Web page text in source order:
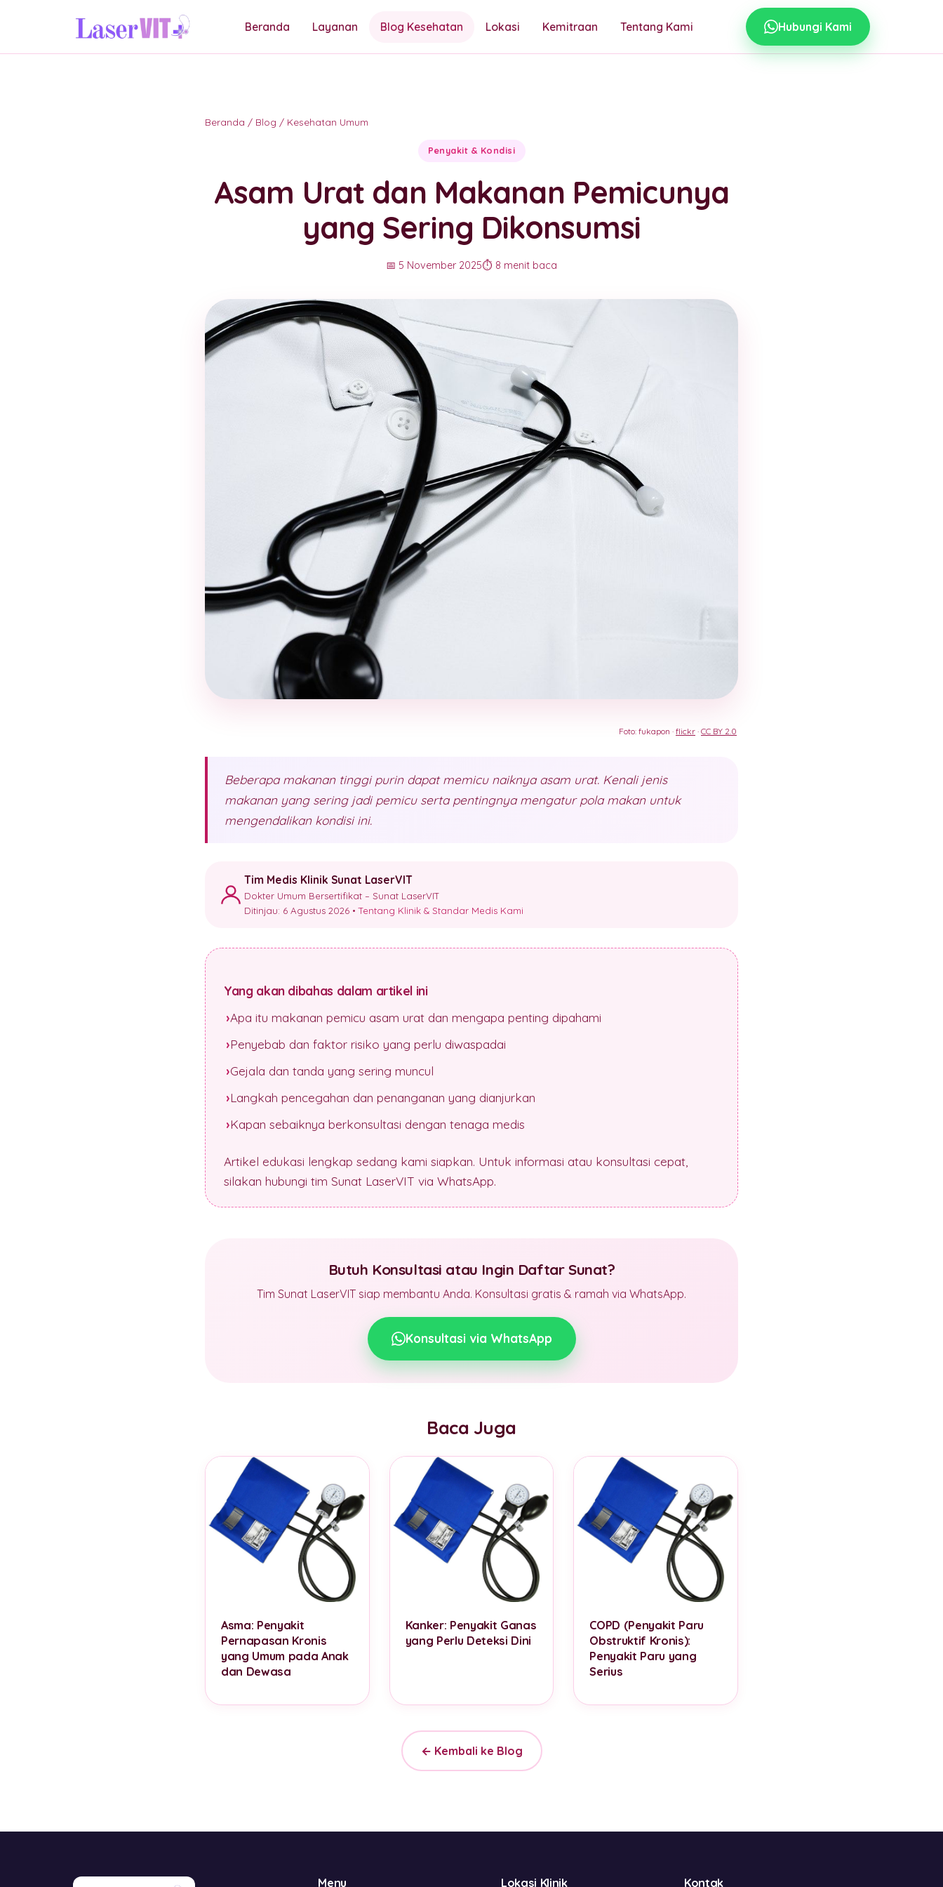
Beranda Layanan Blog Kesehatan Lokasi Kemitraan Tentang Kami Hubungi Kami
Beranda / Blog / Kesehatan Umum
Penyakit & Kondisi
Asam Urat dan Makanan Pemicunya
yang Sering Dikonsumsi
📅 5 November 2025⏱️ 8 menit baca
Foto: fukapon · flickr · CC BY 2.0
Beberapa makanan tinggi purin dapat memicu naiknya asam urat. Kenali jenis
makanan yang sering jadi pemicu serta pentingnya mengatur pola makan untuk
mengendalikan kondisi ini.
Tim Medis Klinik Sunat LaserVIT
Dokter Umum Bersertifikat – Sunat LaserVIT
Ditinjau: 6 Agustus 2026 •Tentang Klinik & Standar Medis Kami
Yang akan dibahas dalam artikel ini
Apa itu makanan pemicu asam urat dan mengapa penting dipahami
Penyebab dan faktor risiko yang perlu diwaspadai
Gejala dan tanda yang sering muncul
Langkah pencegahan dan penanganan yang dianjurkan
Kapan sebaiknya berkonsultasi dengan tenaga medis
Artikel edukasi lengkap sedang kami siapkan. Untuk informasi atau konsultasi cepat,
silakan hubungi tim Sunat LaserVIT via WhatsApp.
Butuh Konsultasi atau Ingin Daftar Sunat?
Tim Sunat LaserVIT siap membantu Anda. Konsultasi gratis & ramah via WhatsApp.
Konsultasi via WhatsApp
Baca Juga
Asma: Penyakit
Pernapasan Kronis
yang Umum pada Anak
dan Dewasa
Kanker: Penyakit Ganas
yang Perlu Deteksi Dini
COPD (Penyakit Paru
Obstruktif Kronis):
Penyakit Paru yang
Serius
← Kembali ke Blog
Menu Lokasi Klinik Kontak